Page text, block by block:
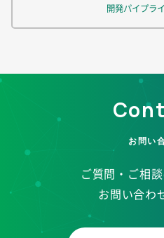
開発パイプラ
ご質問・ご相
お問い合わ